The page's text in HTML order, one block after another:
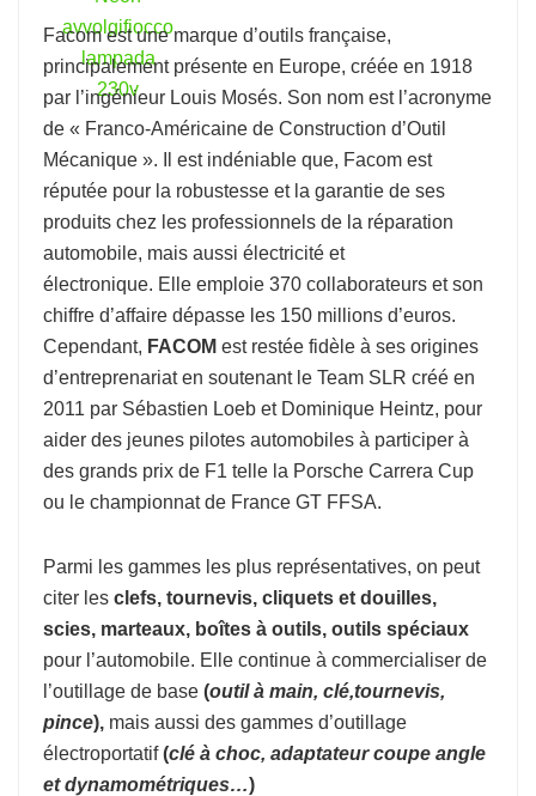
Facomest une marque d’outils française,
principalement présente en Europe, créée en 1918
par l’ingénieur Louis Mosés. Son nom est l’acronyme
de « Franco-Américaine de Construction d’Outil
Mécanique ». Il est indéniable que, Facom est
réputée pour la robustesse et la garantie de ses
produits chez les professionnels de la réparation
automobile, mais aussi électricité et
électronique. Elle emploie 370 collaborateurs et son
chiffre d’affaire dépasse les 150 millions d’euros.
Cependant, FACOM est restée fidèle à ses origines
d’entreprenariat en soutenant le Team SLR créé en
2011 par Sébastien Loeb et Dominique Heintz, pour
aider des jeunes pilotes automobiles à participer à
des grands prix de F1 telle la Porsche Carrera Cup
ou le championnat de France GT FFSA.
Parmi les gammes les plus représentatives, on peut
citer les clefs, tournevis, cliquets et douilles,
scies, marteaux, boîtes à outils, outils spéciaux
pour l’automobile. Elle continue à commercialiser de
l’outillage de base (outil à main, clé,tournevis,
pince), mais aussi des gammes d’outillage
électroportatif (clé à choc, adaptateur coupe angle
et dynamométriques…)